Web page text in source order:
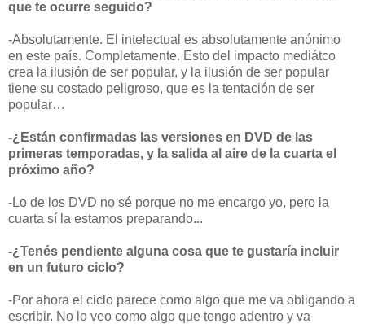
que te ocurre seguido?
-Absolutamente. El intelectual es absolutamente anónimo
en este país. Completamente. Esto del impacto mediátco
crea la ilusión de ser popular, y la ilusión de ser popular
tiene su costado peligroso, que es la tentación de ser
popular…
-¿Están confirmadas las versiones en DVD de las
primeras temporadas, y la salida al aire de la cuarta el
próximo año?
-Lo de los DVD no sé porque no me encargo yo, pero la
cuarta sí la estamos preparando...
-¿Tenés pendiente alguna cosa que te gustaría incluir
en un futuro ciclo?
-Por ahora el ciclo parece como algo que me va obligando a
escribir. No lo veo como algo que tengo adentro y va